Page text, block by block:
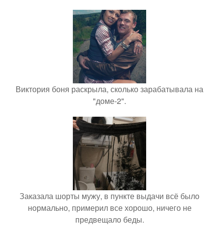
Виктория боня раскрыла, сколько зарабатывала на
"доме-2".
Заказала шорты мужу, в пункте выдачи всё было
нормально, примерил все хорошо, ничего не
предвещало беды.